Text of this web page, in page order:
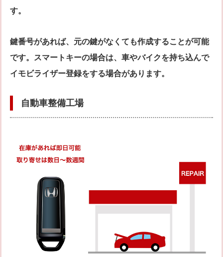
す。
鍵番号があれば、元の鍵がなくても作成することが可能
です。スマートキーの場合は、車やバイクを持ち込んで
イモビライザー登録をする場合があります。
自動車整備工場